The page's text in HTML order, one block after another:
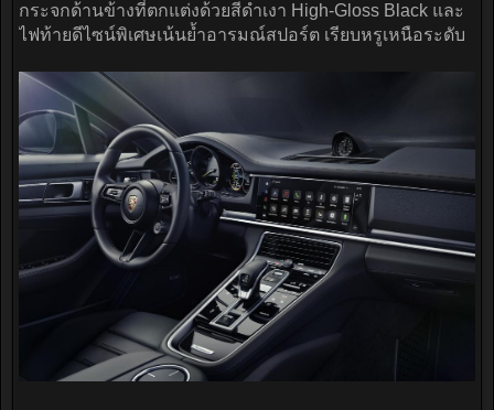
กระจกด้านข้างที่ตกแต่งด้วยสีดำเงา High-Gloss Black และ
ไฟท้ายดีไซน์พิเศษเน้นย้ำอารมณ์สปอร์ต เรียบหรูเหนือระดับ